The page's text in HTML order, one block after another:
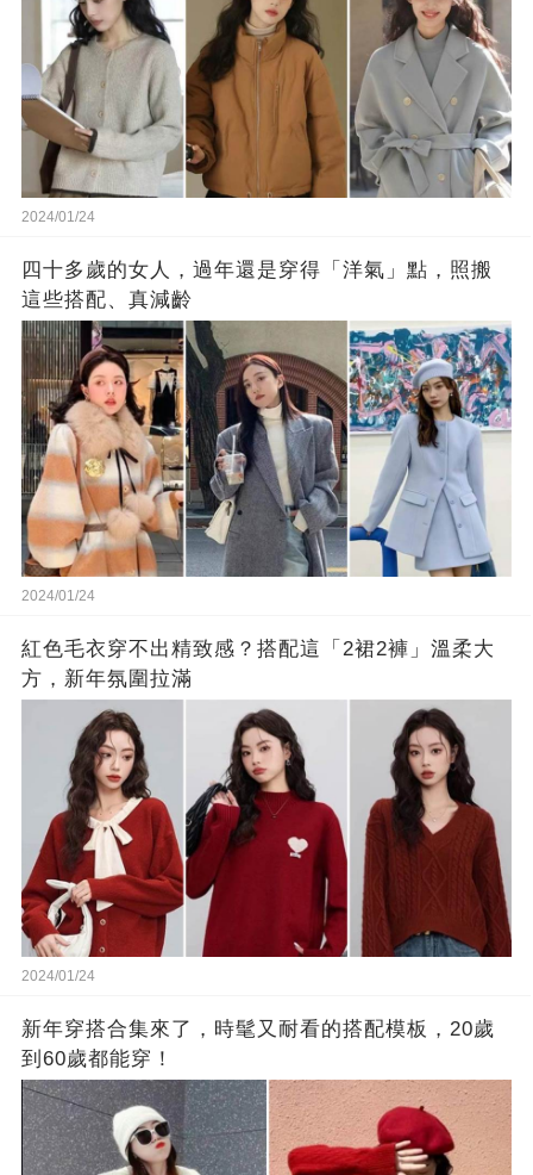
2024/01/24
四十多歲的女人，過年還是穿得「洋氣」點，照搬
這些搭配、真減齡
2024/01/24
紅色毛衣穿不出精致感？搭配這「2裙2褲」溫柔大
方，新年氛圍拉滿
2024/01/24
新年穿搭合集來了，時髦又耐看的搭配模板，20歲
到60歲都能穿！